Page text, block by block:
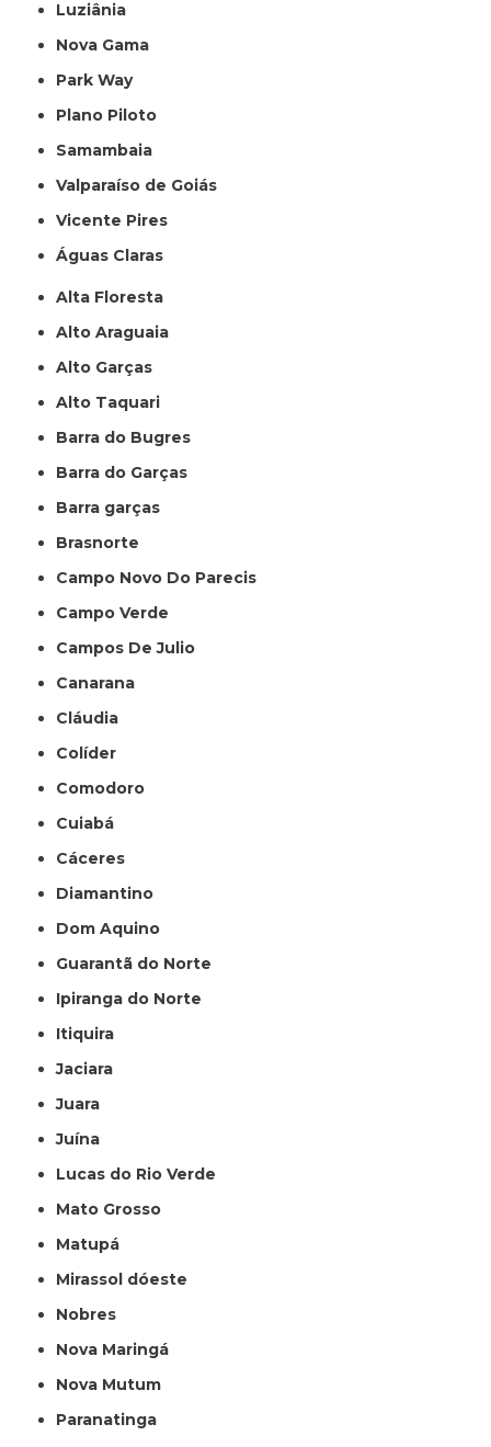
Luziânia
Nova Gama
Park Way
Plano Piloto
Samambaia
Valparaíso de Goiás
Vicente Pires
Águas Claras
Alta Floresta
Alto Araguaia
Alto Garças
Alto Taquari
Barra do Bugres
Barra do Garças
Barra garças
Brasnorte
Campo Novo Do Parecis
Campo Verde
Campos De Julio
Canarana
Cláudia
Colíder
Comodoro
Cuiabá
Cáceres
Diamantino
Dom Aquino
Guarantã do Norte
Ipiranga do Norte
Itiquira
Jaciara
Juara
Juína
Lucas do Rio Verde
Mato Grosso
Matupá
Mirassol dóeste
Nobres
Nova Maringá
Nova Mutum
Paranatinga